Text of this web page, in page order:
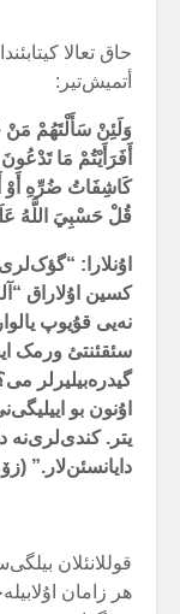
حاق تعالا
أتمیش‌تیر:
وَلَئِنْ سَأَلْتَهُمْ مَنْ
أَفَرَأَيْتُمْ مَا
كَاشِفَاتُ ضُرِّهِ أَوْ
قُلْ حَسْبِيَ اللَّهُ
اۇنلارا:
کسین اۇلاراق
نەیی قۇیوپ
سئقئنتئ ورمک
گیدرەبیلیرلر می؟
اۇنون بو
یتر. کندی‌لری‌نە
دایانسئن‌لار.”
قوللانئلان
هر زامان